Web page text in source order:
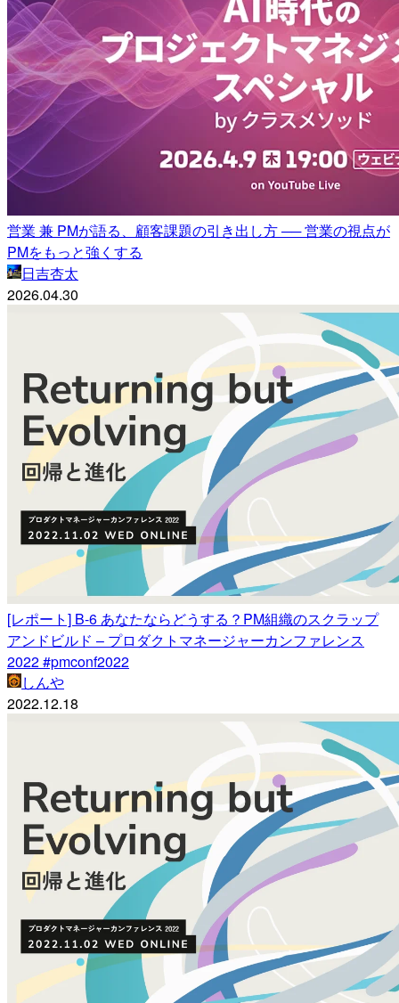
営業 兼 PMが語る、顧客課題の引き出し方 ── 営業の視点が
PMをもっと強くする
日吉杏太
2026.04.30
[レポート] B-6 あなたならどうする？PM組織のスクラップ
アンドビルド – プロダクトマネージャーカンファレンス
2022 #pmconf2022
しんや
2022.12.18